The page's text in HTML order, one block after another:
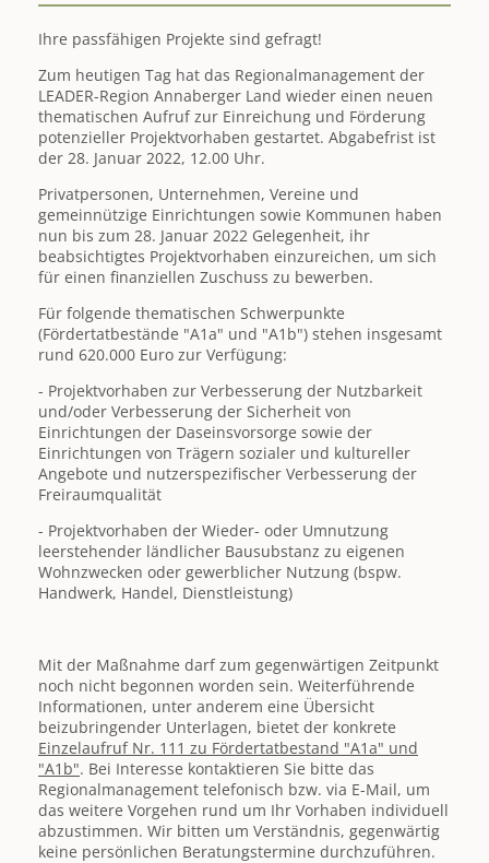
Ihre passfähigen Projekte sind gefragt!
Zum heutigen Tag hat das Regionalmanagement der
LEADER-Region Annaberger Land wieder einen neuen
thematischen Aufruf zur Einreichung und Förderung
potenzieller Projektvorhaben gestartet. Abgabefrist ist
der 28. Januar 2022, 12.00 Uhr.
Privatpersonen, Unternehmen, Vereine und
gemeinnützige Einrichtungen sowie Kommunen haben
nun bis zum 28. Januar 2022 Gelegenheit, ihr
beabsichtigtes Projektvorhaben einzureichen, um sich
für einen finanziellen Zuschuss zu bewerben.
Für folgende thematischen Schwerpunkte
(Fördertatbestände "A1a" und "A1b") stehen insgesamt
rund 620.000 Euro zur Verfügung:
- Projektvorhaben zur Verbesserung der Nutzbarkeit
und/oder Verbesserung der Sicherheit von
Einrichtungen der Daseinsvorsorge sowie der
Einrichtungen von Trägern sozialer und kultureller
Angebote und nutzerspezifischer Verbesserung der
Freiraumqualität
- Projektvorhaben der Wieder- oder Umnutzung
leerstehender ländlicher Bausubstanz zu eigenen
Wohnzwecken oder gewerblicher Nutzung (bspw.
Handwerk, Handel, Dienstleistung)
Mit der Maßnahme darf zum gegenwärtigen Zeitpunkt
noch nicht begonnen worden sein. Weiterführende
Informationen, unter anderem eine Übersicht
beizubringender Unterlagen, bietet der konkrete
Einzelaufruf Nr. 111 zu Fördertatbestand "A1a" und
"A1b". Bei Interesse kontaktieren Sie bitte das
Regionalmanagement telefonisch bzw. via E-Mail, um
das weitere Vorgehen rund um Ihr Vorhaben individuell
abzustimmen. Wir bitten um Verständnis, gegenwärtig
keine persönlichen Beratungstermine durchzuführen.